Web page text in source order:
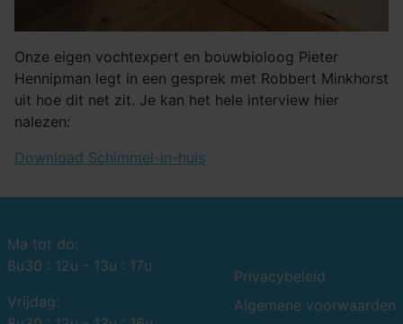
Onze eigen vochtexpert en bouwbioloog Pieter
Hennipman legt in een gesprek met Robbert Minkhorst
uit hoe dit net zit. Je kan het hele interview hier
nalezen:
Download Schimmel-in-huis
Ma tot do:
8u30 : 12u - 13u : 17u
Vrijdag:
Privacybeleid
Algemene voorwaarden